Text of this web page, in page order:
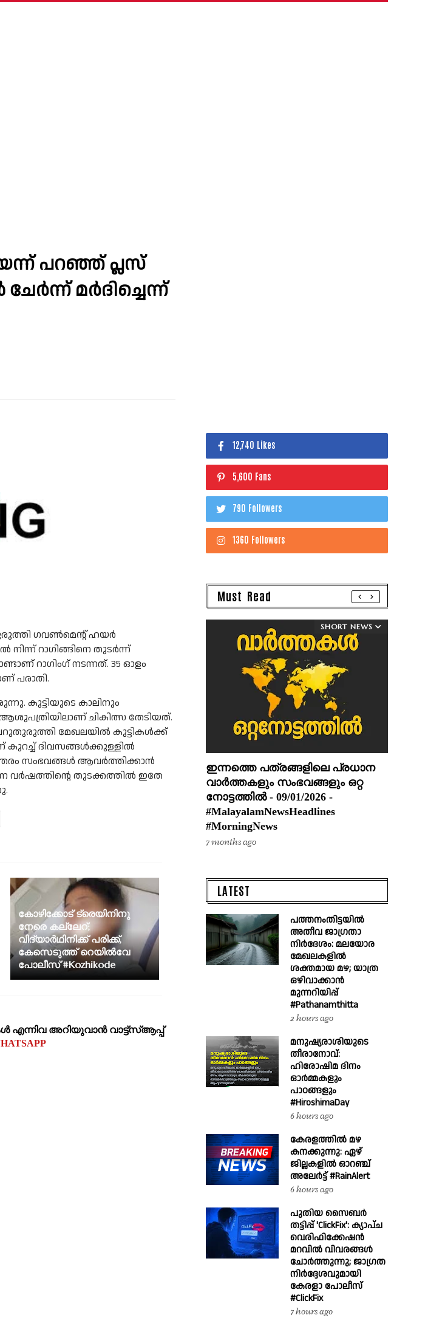
പറഞ്ഞ് പ്ലസ്
മര്‍ദിച്ചെന്ന്
ഗവണ്‍മെന്റ് ഹയര്‍
റാഗിങ്ങിനെ തുടര്‍ന്ന്
റാഗിംഗ് നടന്നത്. 35 ഓളം
പരാതി.
കുട്ടിയുടെ കാലിനും
ആശുപത്രിയിലാണ് ചികിത്സ തേടിയത്.
മേഖലയില്‍ കുട്ടികള്‍ക്ക്
കുറച്ച് ദിവസങ്ങള്‍ക്കുള്ളില്‍
സംഭവങ്ങള്‍ ആവര്‍ത്തിക്കാന്‍
തുടക്കത്തില്‍ ഇതേ
കോഴിക്കോട് ട്രെയിനിനു
നേരെ കല്ലേറ്;
വിദ്യാർഥിനിക്ക് പരിക്ക്‌,
കേസെടുത്ത് റെയിൽവേ
പോലീസ് #Kozhikode
എന്നിവ അറിയുവാന്‍ വാട്ട്സ്ആപ്പ്
12,740 Likes
5,600 Fans
790 Followers
1360 Followers
Must Read
SHORT NEWS
ഇന്നത്തെ പത്രങ്ങളിലെ പ്രധാന
വാർത്തകളും സംഭവങ്ങളും ഒറ്റ
നോട്ടത്തിൽ - 09/01/2026 -
#MalayalamNewsHeadlines
#MorningNews
7 months ago
LATEST
പത്തനംതിട്ടയിൽ
അതീവ ജാഗ്രതാ
നിർദേശം: മലയോര
മേഖലകളിൽ
ശക്തമായ മഴ; യാത്ര
ഒഴിവാക്കാൻ
മുന്നറിയിപ്പ്
#Pathanamthitta
2 hours ago
മനുഷ്യരാശിയുടെ
തീരാനോവ്:
ഹിരോഷിമ ദിനം
ഓർമ്മകളും
പാഠങ്ങളും
#HiroshimaDay
6 hours ago
കേരളത്തിൽ മഴ
കനക്കുന്നു: ഏഴ്
ജില്ലകളിൽ ഓറഞ്ച്
അലേർട്ട് #RainAlert
6 hours ago
പുതിയ സൈബർ
തട്ടിപ്പ് 'ClickFix': ക്യാപ്ച
വെരിഫിക്കേഷൻ
മറവിൽ വിവരങ്ങൾ
ചോർത്തുന്നു; ജാഗ്രത
നിർദ്ദേശവുമായി
കേരളാ പോലീസ്
#ClickFix
7 hours ago